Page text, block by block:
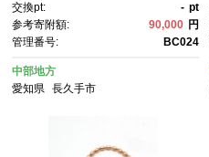
気 おすすめ ギフト プレゼン
ト 通販 送料無料 ふるさと納
税 ］
交換pt: - pt
参考寄附額:
90,000 円
管理番号:
BC024
中部地方
愛知県
長久手市